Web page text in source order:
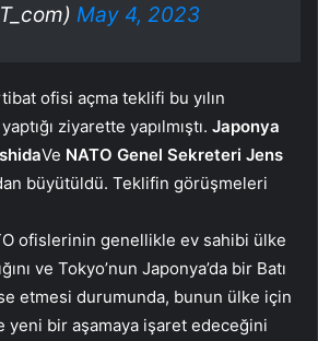
May 4, 2023
ofisi açma teklifi bu yılın
ziyarette yapılmıştı. Japonya
Ve NATO Genel Sekreteri Jens
büyütüldü. Teklifin görüşmeleri
ofislerinin genellikle ev sahibi ülke
ve Tokyo’nun Japonya’da bir Batı
etmesi durumunda, bunun ülke için
yeni bir aşamaya işaret edeceğini